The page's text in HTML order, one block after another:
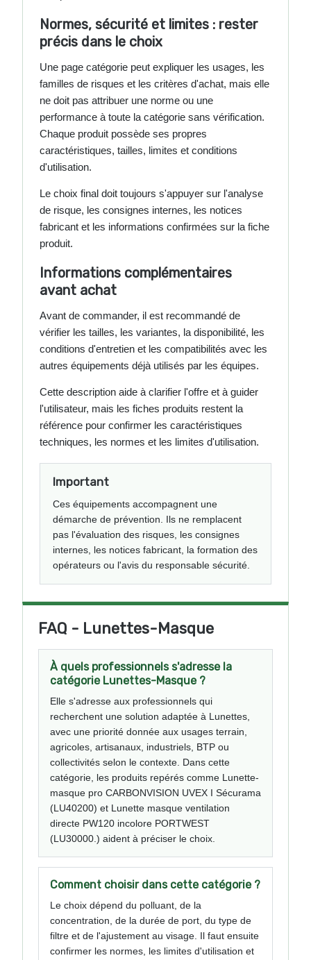
Normes, sécurité et limites : rester
précis dans le choix
Une page catégorie peut expliquer les usages, les
familles de risques et les critères d'achat, mais elle
ne doit pas attribuer une norme ou une
performance à toute la catégorie sans vérification.
Chaque produit possède ses propres
caractéristiques, tailles, limites et conditions
d'utilisation.
Le choix final doit toujours s'appuyer sur l'analyse
de risque, les consignes internes, les notices
fabricant et les informations confirmées sur la fiche
produit.
Informations complémentaires
avant achat
Avant de commander, il est recommandé de
vérifier les tailles, les variantes, la disponibilité, les
conditions d'entretien et les compatibilités avec les
autres équipements déjà utilisés par les équipes.
Cette description aide à clarifier l'offre et à guider
l'utilisateur, mais les fiches produits restent la
référence pour confirmer les caractéristiques
techniques, les normes et les limites d'utilisation.
Important
Ces équipements accompagnent une
démarche de prévention. Ils ne remplacent
pas l'évaluation des risques, les consignes
internes, les notices fabricant, la formation des
opérateurs ou l'avis du responsable sécurité.
FAQ - Lunettes-Masque
À quels professionnels s'adresse la
catégorie Lunettes-Masque ?
Elle s'adresse aux professionnels qui
recherchent une solution adaptée à Lunettes,
avec une priorité donnée aux usages terrain,
agricoles, artisanaux, industriels, BTP ou
collectivités selon le contexte. Dans cette
catégorie, les produits repérés comme Lunette-
masque pro CARBONVISION UVEX I Sécurama
(LU40200) et Lunette masque ventilation
directe PW120 incolore PORTWEST
(LU30000.) aident à préciser le choix.
Comment choisir dans cette catégorie ?
Le choix dépend du polluant, de la
concentration, de la durée de port, du type de
filtre et de l'ajustement au visage. Il faut ensuite
confirmer les normes, les limites d'utilisation et